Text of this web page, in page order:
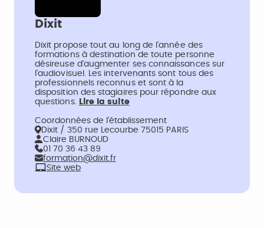
Dixit
Dixit propose tout au long de l'année des
formations à destination de toute personne
désireuse d'augmenter ses connaissances sur
l'audiovisuel. Les intervenants sont tous des
professionnels reconnus et sont à la
disposition des stagiaires pour répondre aux
questions.
Lire la suite
Coordonnées de l’établissement
Dixit / 350 rue Lecourbe 75015 PARIS
Claire BURNOUD
01 70 36 43 89
formation@dixit.fr
Site web